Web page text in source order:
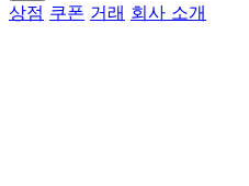
상점 쿠폰 거래 회사 소개